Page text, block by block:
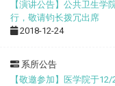
【演讲公告】公共卫生学
行，敬请钧长拨冗出席
2018-12-24
系所公告
【敬邀参加】医学院于